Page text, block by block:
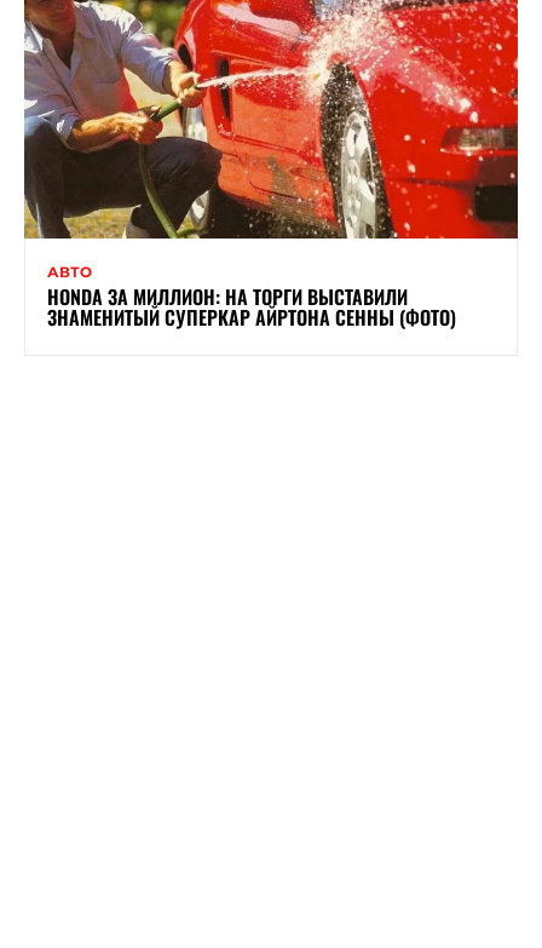
АВТО
HONDA ЗА МИЛЛИОН: НА ТОРГИ ВЫСТАВИЛИ
ЗНАМЕНИТЫЙ СУПЕРКАР АЙРТОНА СЕННЫ (ФОТО)